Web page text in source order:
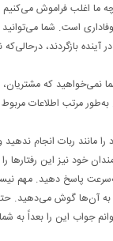
ما اغلب فراموش
است. شما
آینده بازگردند،
نمی‌خواهید که
مرتب اطلاعات
ربات انجام
خود نیز این
به‌سرعت پاسخ دهید.
آن‌ها گوش می‌دهید.
جواب این را بعداً به